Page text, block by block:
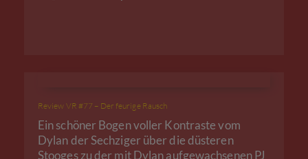
Review VR #77 – Der feurige Rausch
Ein schöner Bogen voller Kontraste vom
Dylan der Sechziger über die düsteren
Stooges zu der mit Dylan aufgewachsenen PJ